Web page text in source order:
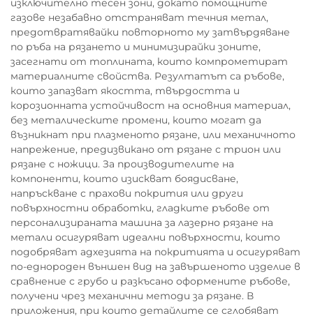
изключително тесен зони, докато помощните
газове незабавно отстраняват течния метал,
предотвратявайки повторното му затвърдяване
по ръба на рязането и минимизирайки зоните,
засегнати от топлината, които компрометират
материалните свойства. Резултатът са ръбове,
които запазват якостта, твърдостта и
корозионната устойчивост на основния материал,
без металическите промени, които могат да
възникнат при плазменото рязане, или механичното
напрежение, предизвикано от рязане с трион или
рязане с ножици. За производителите на
компоненти, които изискват боядисване,
напръскване с прахови покрития или други
повърхностни обработки, гладките ръбове от
персонализираната машина за лазерно рязане на
метали осигуряват идеални повърхности, които
подобряват адхезията на покритията и осигуряват
по-еднороден външен вид на завършеното изделие в
сравнение с грубо и разкъсано оформените ръбове,
получени чрез механични методи за рязане. В
приложения, при които детайлите се сглобяват